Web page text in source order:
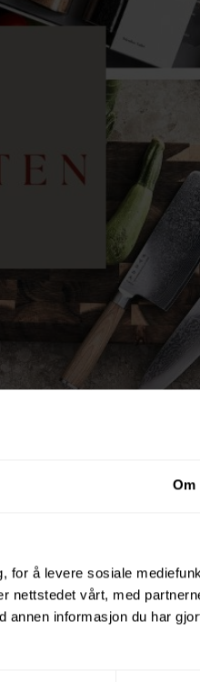
Om
for å levere sosiale
nettstedet vårt, med
annen informasjon du har